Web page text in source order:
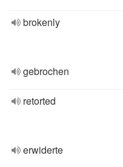
brokenly
gebrochen
retorted
erwiderte